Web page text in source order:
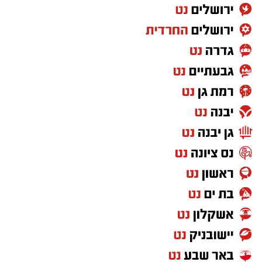
היה זה ביום ל"ג בעומר תשל"ו. חמש טיוליות
(אוטובוסים, או נכון יותר טנדרים, ששימשו אז
אשדוד, יצאו לעבר מירון, כאשר הנסיעה אורגנה
בידי העיריה שאף דאגה לסבסד את עלויות
הנסיעה. בהגיע השיירה אל המורד התלול בכניסה
לטבריה, החלה פתאום אחת הטיוליות להידרדר
במהירות, היא עקפה את שתי הטיוליות שלפניה –
והתהפכה על צדה.
כבר ברגעים הראשונים, התבררו מימדי הזוועה.
"כשהטיולית התחילה להידרדר נשמעו צעקות מכל
עבר. המכונית קיפצה על הכביש ואז נשמעה